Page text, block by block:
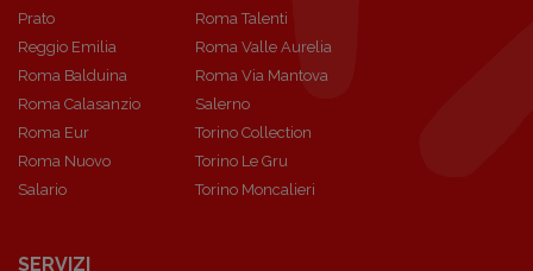
Prato
Reggio Emilia
Roma Balduina
Roma Calasanzio
Roma Eur
Roma Nuovo
Salario
Roma Talenti
Roma Valle Aurelia
Roma Via Mantova
Salerno
Torino Collection
Torino Le Gru
Torino Moncalieri
SERVIZI